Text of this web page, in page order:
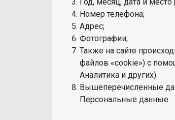
Номер телефона;
Адрес;
Фотографии;
Также на сайте
файлов «cookie») с
Аналитика и других).
Вышеперечисленные
Персональные данные.